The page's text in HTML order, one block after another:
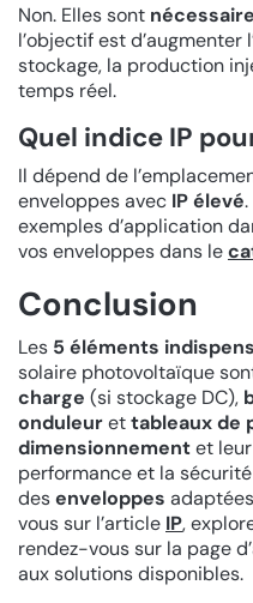
Non. Elles sont
l’objectif est d’augmenter
stockage, la production
temps réel.
Quel indice IP
Il dépend de
enveloppes avec IP élevé
exemples d’application
vos enveloppes dans le
Conclusion
Les 5 éléments
solaire photovoltaïque
charge (si stockage DC),
onduleurettableaux de
dimensionnementet leur
performance et la
desenveloppes
vous sur l’article IP,
rendez-vous sur la page
aux solutions disponibles.